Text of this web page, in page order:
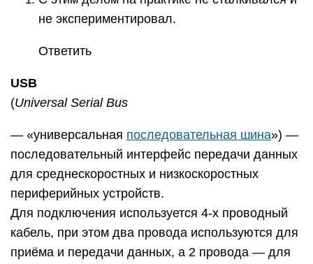
не экспериментировал.
Ответить
USB
(Universal Serial Bus
— «универсальная последовательная шина») —
последовательный интерфейс передачи данных
для среднескоростных и низкоскоростных
периферийных устройств.
Для подключения используется 4-х проводный
кабель, при этом два провода используются для
приёма и передачи данных, а 2 провода — для